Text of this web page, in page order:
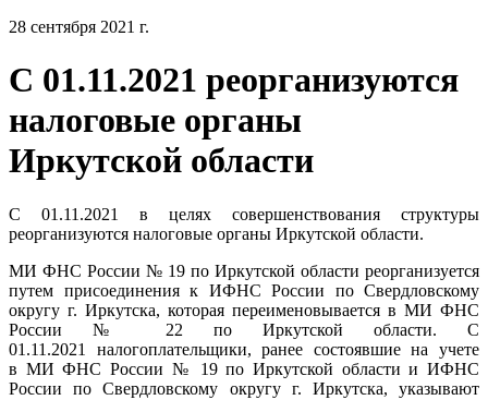
28 сентября 2021 г.
С 01.11.2021 реорганизуются
налоговые органы
Иркутской области
С 01.11.2021 в целях совершенствования структуры
реорганизуются налоговые органы Иркутской области.
МИ ФНС России № 19 по Иркутской области реорганизуется
путем присоединения к ИФНС России по Свердловскому
округу г. Иркутска, которая переименовывается в МИ ФНС
России № 22 по Иркутской области. C
01.11.2021 налогоплательщики, ранее состоявшие на учете
в МИ ФНС России № 19 по Иркутской области и ИФНС
России по Свердловскому округу г. Иркутска, указывают